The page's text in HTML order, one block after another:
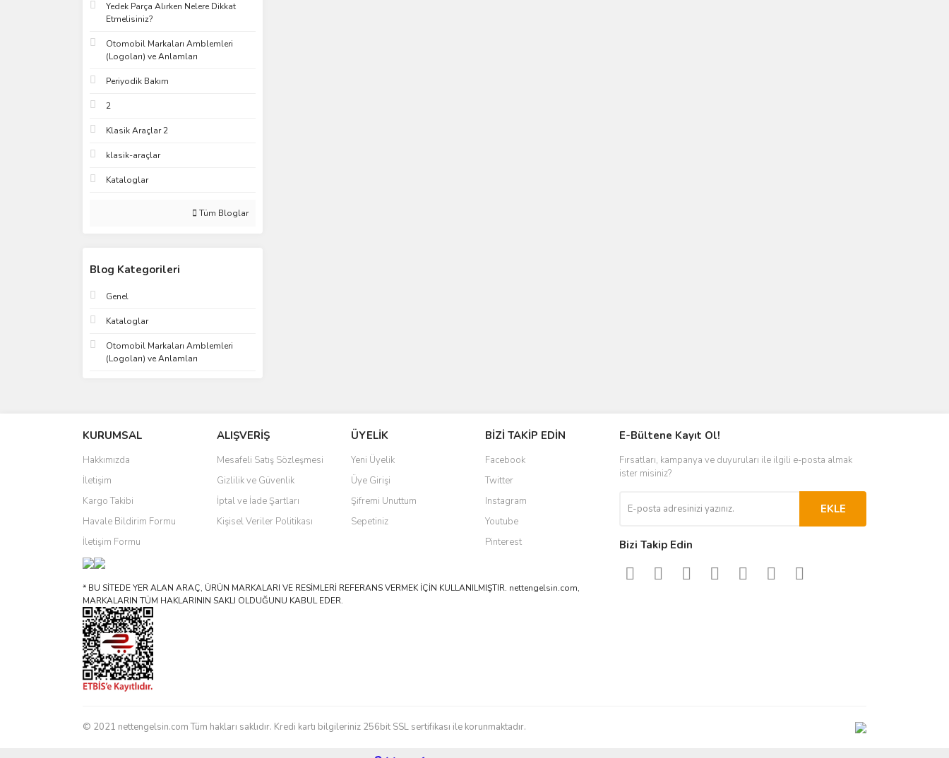
Yedek Parça Alırken Nelere Dikkat
Etmelisiniz?
Otomobil Markaları Amblemleri
(Logoları) ve Anlamları
Periyodik Bakım
2
Klasik Araçlar 2
klasik-araçlar
Kataloglar
Tüm Bloglar
Blog Kategorileri
Genel
Kataloglar
Otomobil Markaları Amblemleri
(Logoları) ve Anlamları
KURUMSAL
Hakkımızda
İletişim
Kargo Takibi
Havale Bildirim Formu
İletişim Formu
ALIŞVERİŞ
Mesafeli Satış Sözleşmesi
Gizlilik ve Güvenlik
İptal ve İade Şartları
Kişisel Veriler Politikası
ÜYELİK
Yeni Üyelik
Üye Girişi
Şifremi Unuttum
Sepetiniz
BİZİ TAKİP EDİN
Facebook
Twitter
Instagram
Youtube
Pinterest
* BU SİTEDE YER ALAN ARAÇ, ÜRÜN MARKALARI VE RESİMLERİ REFERANS VERMEK İÇİN KULLANILMIŞTIR. nettengelsin.com,
MARKALARIN TÜM HAKLARININ SAKLI OLDUĞUNU KABUL EDER.
E-Bültene Kayıt Ol!
Fırsatları, kampanya ve duyuruları ile ilgili e-posta almak
ister misiniz?
EKLE
Bizi Takip Edin
© 2021 nettengelsin.com Tüm hakları saklıdır. Kredi kartı bilgileriniz 256bit SSL sertifikası ile korunmaktadır.